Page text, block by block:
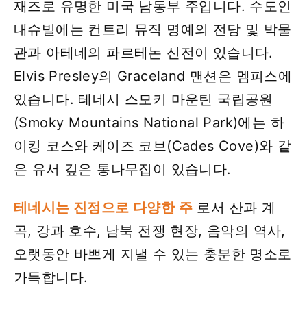
재즈로 유명한 미국 남동부 주입니다. 수도인
내슈빌에는 컨트리 뮤직 명예의 전당 및 박물
관과 아테네의 파르테논 신전이 있습니다.
Elvis Presley의 Graceland 맨션은 멤피스에
있습니다. 테네시 스모키 마운틴 국립공원
(Smoky Mountains National Park)에는 하
이킹 코스와 케이즈 코브(Cades Cove)와 같
은 유서 깊은 통나무집이 있습니다.
테네시는 진정으로 다양한 주 로서 산과 계
곡, 강과 호수, 남북 전쟁 현장, 음악의 역사,
오랫동안 바쁘게 지낼 수 있는 충분한 명소로
가득합니다.